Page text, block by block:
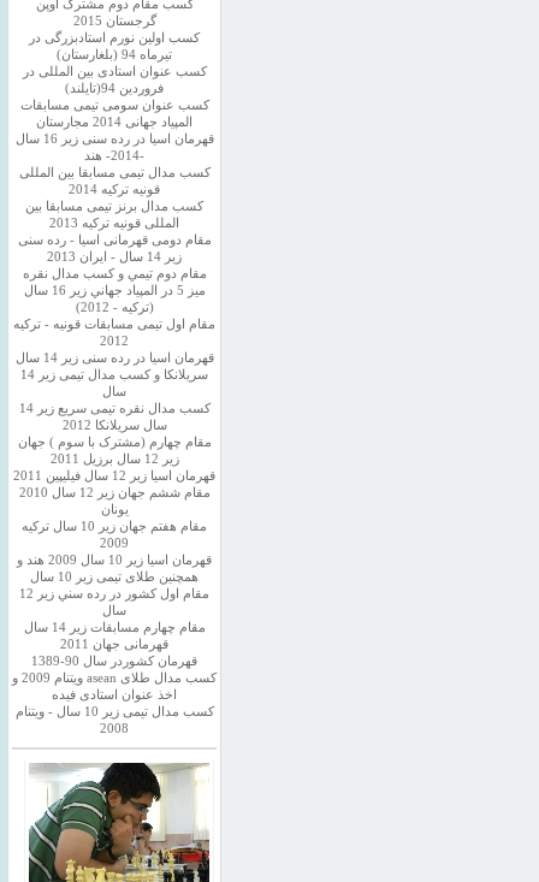
کسب مقام دوم مشترک اوپن
گرجستان 2015
کسب اولین نورم استادبزرگی در
تیرماه 94 (بلغارستان)
کسب عنوان استادی بین المللی در
فروردین 94(تایلند)
کسب عنوان سومی تیمی مسابقات
المپیاد جهانی 2014 مجارستان
قهرمان اسیا در رده سنی زیر 16 سال
-2014- هند
کسب مدال تیمی مسابقا بین المللی
قونیه ترکیه 2014
کسب مدال برنز تیمی مسابقا بین
المللی قونیه ترکیه 2013
مقام دومی قهرمانی اسیا - رده سنی
زیر 14 سال - ایران 2013
مقام دوم تيمي و كسب مدال نقره
ميز 5 در المپياد جهاني زير 16 سال
(تركيه - 2012)
مقام اول تیمی مسابقات قونیه - ترکیه
2012
قهرمان اسیا در رده سنی زیر 14 سال
سريلانكا و کسب مدال تیمی زیر 14
سال
کسب مدال نقره تیمی سریع زیر 14
سال سریلانکا 2012
مقام چهارم (مشترک با سوم ) جهان
زیر 12 سال برزیل 2011
قهرمان اسيا زير 12 سال فیلیپین 2011
مقام ششم جهان زیر 12 سال 2010
یونان
مقام هفتم جهان زیر 10 سال ترکیه
2009
قهرمان اسيا زیر 10 سال 2009 هند و
همچنین طلای تیمی زیر 10 سال
مقام اول كشور در رده سني زير 12
سال
مقام چهارم مسابقات زیر 14 سال
قهرمانی جهان 2011
قهرمان کشوردر سال 90-1389
کسب مدال طلای asean ویتنام 2009 و
اخذ عنوان استادی فیده
کسب مدال تیمی زیر 10 سال - ویتنام
2008